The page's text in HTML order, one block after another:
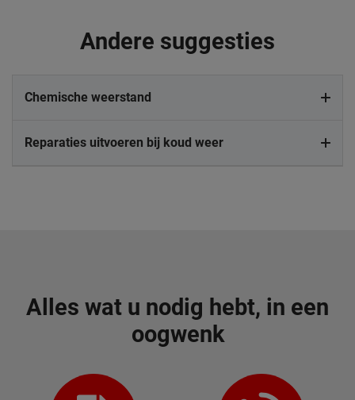
Andere suggesties
Chemische weerstand
Reparaties uitvoeren bij koud weer
Alles wat u nodig hebt, in een
oogwenk